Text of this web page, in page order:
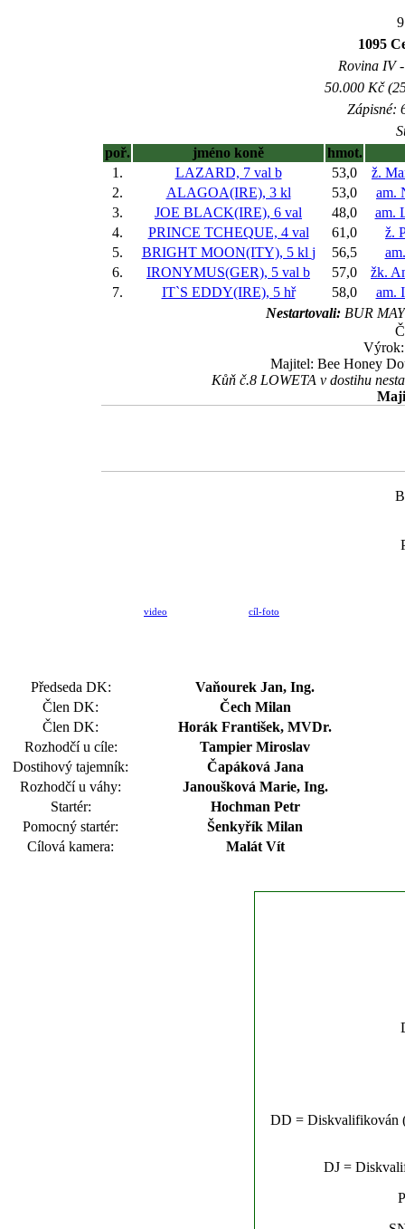
1095
Rovina IV
50.000 Kč
Zápisné:
poř.
jméno koně
hmot.
1.
LAZARD, 7 val b 53,0
ž.
2.
ALAGOA(IRE), 3 kl 53,0
am.
3.
JOE BLACK(IRE), 6 val 48,0
am.
4.
PRINCE TCHEQUE, 4 val 61,0
ž.
5.
BRIGHT MOON(ITY), 5 kl j 56,5
6.
IRONYMUS(GER), 5 val b 57,0
žk.
7.
IT`S EDDY(IRE), 5 hř 58,0
am.
Nestartovali: BUR
Výrok:
Majitel: Bee Honey
Kůň č.8 LOWETA v dostihu
video cíl-foto
Předseda DK:
Vaňourek Jan, Ing.
Člen DK:
Čech Milan
Člen DK:
Horák František, MVDr.
Rozhodčí u cíle:
Tampier Miroslav
Dostihový tajemník:
Čapáková Jana
Rozhodčí u váhy:
Janoušková Marie, Ing.
Startér:
Hochman Petr
Pomocný startér:
Šenkyřík Milan
Cílová kamera:
Malát Vít
DD = Diskvalifikován
DJ =